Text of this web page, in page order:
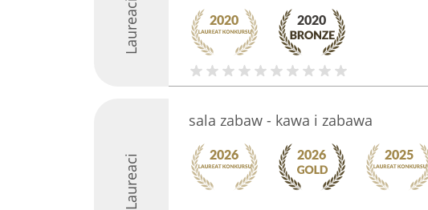
Laureaci
Laureaci
sala zabaw - kawa i zabawa